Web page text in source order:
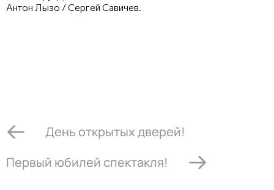
Антон Лызо / Сергей Савичев.
День открытых дверей!
Первый юбилей спектакля!